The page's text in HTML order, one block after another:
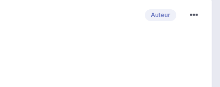
Auteur